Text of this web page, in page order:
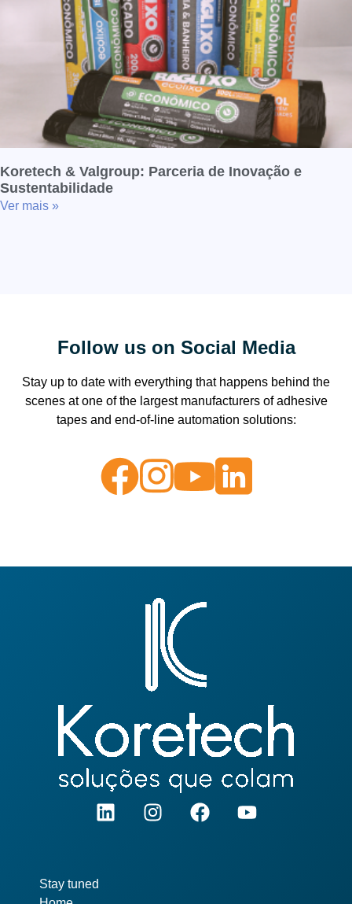
Koretech & Valgroup: Parceria de Inovação e
Sustentabilidade
Ver mais »
Follow us on Social Media
Stay up to date with everything that happens behind the
scenes at one of the largest manufacturers of adhesive
tapes and end-of-line automation solutions:
Stay tuned